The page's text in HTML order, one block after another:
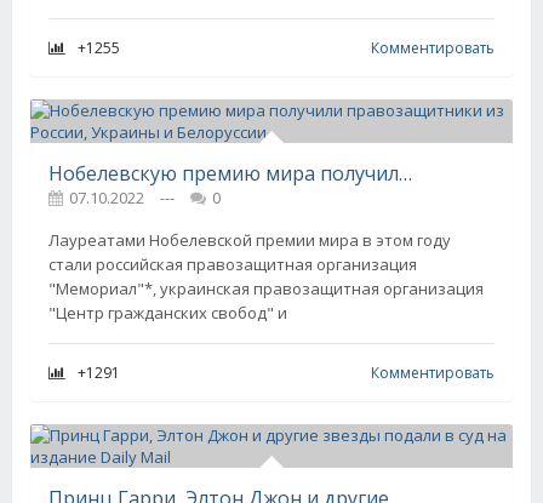
+1255 Комментировать
Нобелевскую премию мира получили правозащитники из России, Украины и Белоруссии
07.10.2022 ---
0
Лауреатами Нобелевской премии мира в этом году
стали российская правозащитная организация
"Мемориал"*, украинская правозащитная организация
"Центр гражданских свобод" и
+1291 Комментировать